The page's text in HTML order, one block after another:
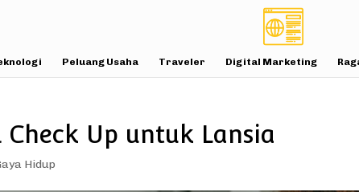
Peluang Usaha Traveler Digital Marketing
Check Up untuk Lansia
Hidup